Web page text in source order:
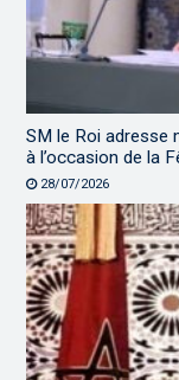
SM le Roi adresse
à l’occasion de la
28/07/2026